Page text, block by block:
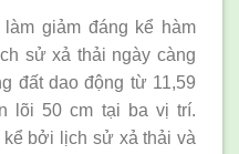
giảm đáng kể hàm
sử xả thải ngày càng
đất dao động từ 11,59
lõi 50 cm tại ba vị trí.
bởi lịch sử xả thải và